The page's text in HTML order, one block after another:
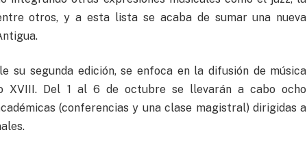
otros, y a esta lista se acaba de sumar una nueva
su segunda edición, se enfoca en la difusión de música
XVIII. Del 1 al 6 de octubre se llevarán a cabo ocho
(conferencias y una clase magistral) dirigidas a